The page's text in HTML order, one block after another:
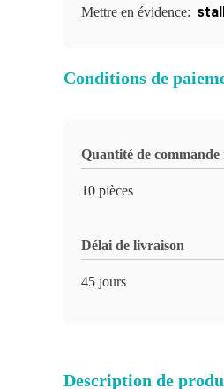
Mettre en évidence:
Conditions de
Quantité de commande
10 pièces
Délai de livraison
45 jours
Description de